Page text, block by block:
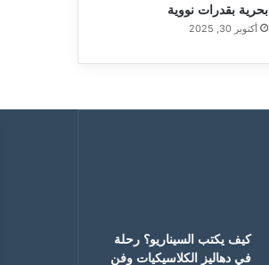
بحرية بقدرات نووية
أكتوبر 30, 2025
كيف يكتب السيناريو؟ رحلة
في دهاليز الكلاسيكيات وفن